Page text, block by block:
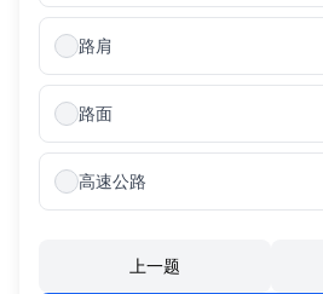
路肩
路面
高速公路
上一题